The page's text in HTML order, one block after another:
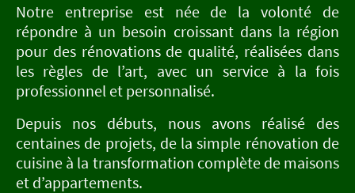
Notre entreprise est née de la volonté de
répondre à un besoin croissant dans la région
pour des rénovations de qualité, réalisées dans
les règles de l’art, avec un service à la fois
professionnel et personnalisé.
Depuis nos débuts, nous avons réalisé des
centaines de projets, de la simple rénovation de
cuisine à la transformation complète de maisons
et d’appartements.